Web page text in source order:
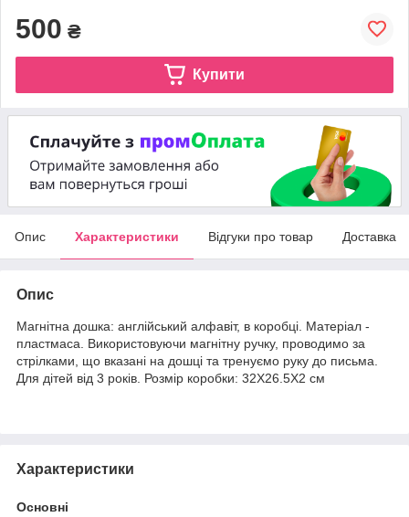
500 ₴
Купити
Опис Характеристики Відгуки про товар Доставка
Опис
Магнітна дошка: англійський алфавіт, в коробці. Матеріал -
пластмаса. Використовуючи магнітну ручку, проводимо за
стрілками, що вказані на дошці та тренуємо руку до письма.
Для дітей від 3 років. Розмір коробки: 32Х26.5Х2 см
Характеристики
Основні